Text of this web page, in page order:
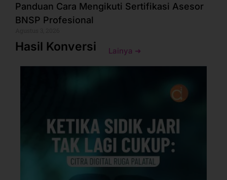
Panduan Cara Mengikuti Sertifikasi Asesor
BNSP Profesional
Hasil Konversi Lainya ➜